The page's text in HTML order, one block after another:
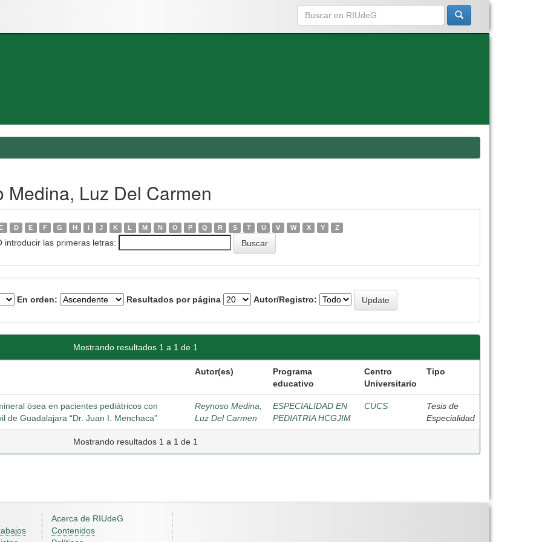
Medina, Luz Del Carmen
D E F G H I J K L M N O P Q R S T U V W X Y Z
introducir las primeras letras:
En orden: Resultados por página Autor/Registro:
Mostrando resultados 1 a 1 de 1
Autor(es)
Programa
educativo
Centro
Universitario
Tipo
ósea en pacientes pediátricos con
de Guadalajara “Dr. Juan I. Menchaca”
Reynoso Medina,
Luz Del Carmen
ESPECIALIDAD EN
PEDIATRIA HCGJIM
CUCS
Tesis de
Especialidad
Mostrando resultados 1 a 1 de 1
Acerca de RIUdeG
Contenidos